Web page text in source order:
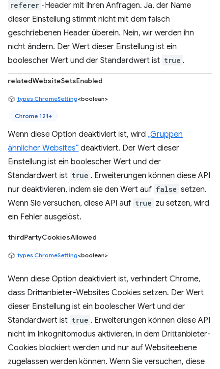
referer -Header mit Ihren Anfragen. Ja, der Name
dieser Einstellung stimmt nicht mit dem falsch
geschriebenen Header überein. Nein, wir werden ihn
nicht ändern. Der Wert dieser Einstellung ist ein
boolescher Wert und der Standardwert ist true .
relatedWebsiteSetsEnabled
types.ChromeSetting<boolean>
Chrome 121+
Wenn diese Option deaktiviert ist, wird „Gruppen
ähnlicher Websites“ deaktiviert. Der Wert dieser
Einstellung ist ein boolescher Wert und der
Standardwert ist true . Erweiterungen können diese API
nur deaktivieren, indem sie den Wert auf false setzen.
Wenn Sie versuchen, diese API auf true zu setzen, wird
ein Fehler ausgelöst.
thirdPartyCookiesAllowed
types.ChromeSetting<boolean>
Wenn diese Option deaktiviert ist, verhindert Chrome,
dass Drittanbieter-Websites Cookies setzen. Der Wert
dieser Einstellung ist ein boolescher Wert und der
Standardwert ist true . Erweiterungen können diese API
nicht im Inkognitomodus aktivieren, in dem Drittanbieter-
Cookies blockiert werden und nur auf Websiteebene
zugelassen werden können. Wenn Sie versuchen, diese